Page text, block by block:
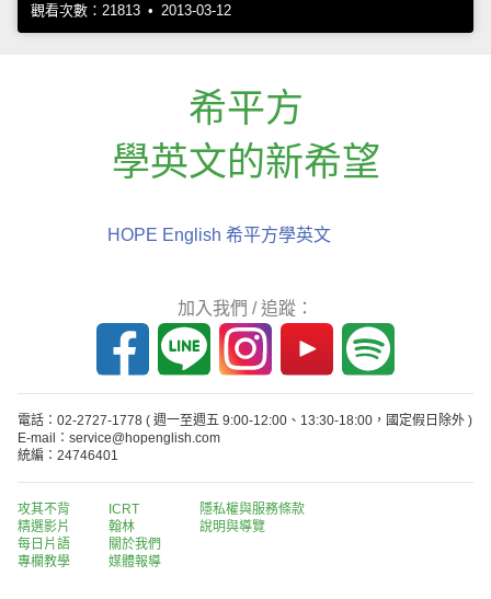
觀看次數：21813 • 2013-03-12
希平方
學英文的新希望
HOPE English 希平方學英文
加入我們 / 追蹤：
電話：02-2727-1778 ( 週一至週五 9:00-12:00、13:30-18:00，國定假日除外 )
E-mail：service@hopenglish.com
統編：24746401
攻其不背
精選影片
每日片語
專欄教學
ICRT
翰林
關於我們
媒體報導
隱私權與服務條款
說明與導覽